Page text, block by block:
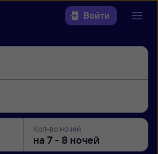
Войти
Кол-во ночей